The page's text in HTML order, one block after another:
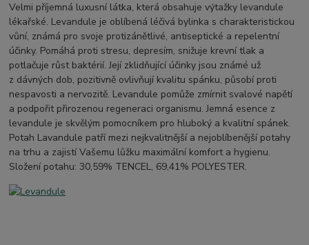
Velmi příjemná luxusní látka, která obsahuje výtažky levandule
lékařské. Levandule je oblíbená léčivá bylinka s charakteristickou
vůní, známá pro svoje protizánětlivé, antiseptické a repelentní
účinky. Pomáhá proti stresu, depresím, snižuje krevní tlak a
potlačuje růst baktérií. Její zklidňující účinky jsou známé už
z dávných dob, pozitivně ovlivňují kvalitu spánku, působí proti
nespavosti a nervozitě. Levandule pomůže zmírnit svalové napětí
a podpořit přirozenou regeneraci organismu. Jemná esence z
levandule je skvělým pomocníkem pro hluboký a kvalitní spánek.
Potah Lavandule patří mezi nejkvalitnější a nejoblíbenější potahy
na trhu a zajistí Vašemu lůžku maximální komfort a hygienu.
Složení potahu: 30,59% TENCEL, 69,41% POLYESTER.